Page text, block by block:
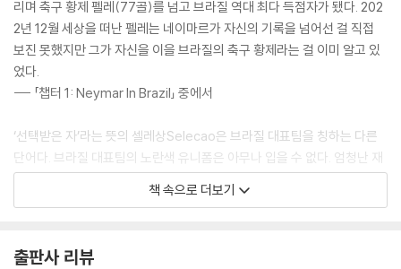
리며 축구 황제 펠레(77골)를 넘고 브라질 역대 최다 득점자가 됐다. 202
2년 12월 세상을 떠난 펠레는 네이마르가 자신의 기록을 넘어선 걸 직접
보진 못했지만 그가 자신을 이을 브라질의 축구 황제라는 걸 이미 알고 있
었다.
--- 「챕터 1: Neymar In Brazil」 중에서
‘선택받은 자’라는 뜻의 셀레상Selecao은 브라질 대표팀을 칭하는 다른
단어다. 브라질 대표팀의 노란색 유니폼은 아무나 입을 수 없다. 엄청난 재
능들이 가득한 브라질의 축구 인재 틈에서 자신의 기량을 뽐내야 하고 또
세계 최고 수준의 플레이를 펼쳐야 한다. 브라질 대표팀이 되는 건 하늘로
책 속으로 더보기
출판사 리뷰